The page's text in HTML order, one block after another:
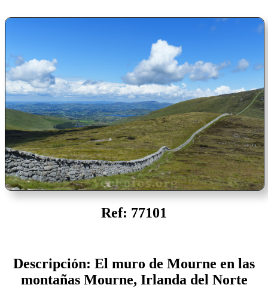
Ref: 77101
Descripción: El muro de Mourne en las
montañas Mourne, Irlanda del Norte